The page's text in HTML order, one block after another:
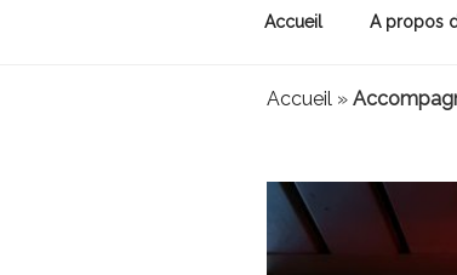
Accueil A propos
Accueil »